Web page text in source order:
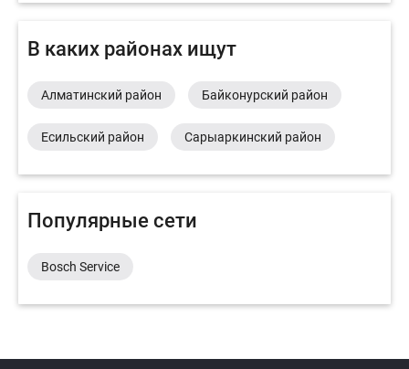
В каких районах ищут
Алматинский район Байконурский район
Есильский район Сарыаркинский район
Популярные сети
Bosch Service